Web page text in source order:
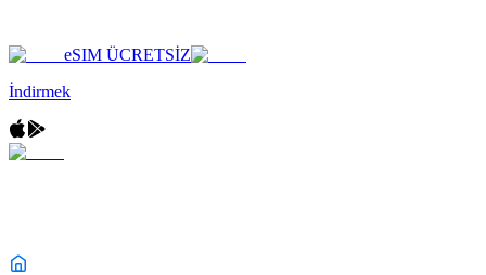
eSIM ÜCRETSİZ
İndirmek